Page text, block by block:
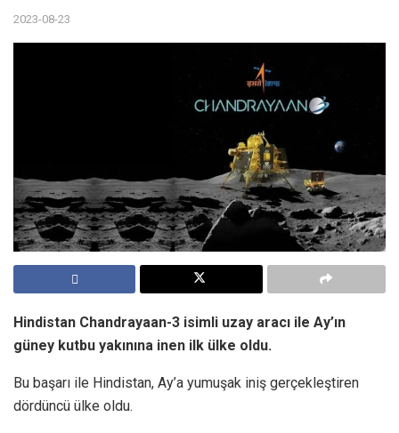
2023-08-23
Hindistan Chandrayaan-3 isimli uzay aracı ile Ay’ın
güney kutbu yakınına inen ilk ülke oldu.
Bu başarı ile Hindistan, Ay’a yumuşak iniş gerçekleştiren
dördüncü ülke oldu.